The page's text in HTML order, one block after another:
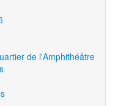
de l'Amphithéâtre